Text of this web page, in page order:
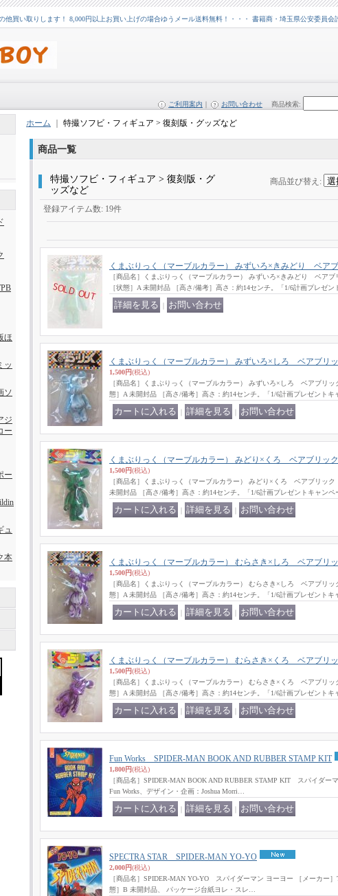
他買い取りします！ 8,000円以上お買い上げの場合ゆうメール送料無料！・・・ 書籍商・埼玉県公安委員会
ご利用案内 お問い合わせ 商品検索:
ほ
ッ
ソ
ジ
ー
ー
ュ
本
ホーム 特撮ソフビ・フィギュア > 復刻版・グッズなど
商品一覧
特撮ソフビ・フィギュア > 復刻版・グ
ッズなど
商品並び替え :
登録アイテム数: 19件
くまぶりっく（マーブルカラー） みずいろ×きみどり ベア
［商品名］くまぶりっく（マーブルカラー） みずいろ×きみどり ベアブ
［状態］A 未開封品 ［高さ/備考］高さ：約14センチ。「1/6計画プレゼン
くまぶりっく（マーブルカラー） みずいろ×しろ ベアブリ
1,500円(税込)
［商品名］くまぶりっく（マーブルカラー） みずいろ×しろ ベアブリ
態］A 未開封品 ［高さ/備考］高さ：約14センチ。「1/6計画プレゼントキ
くまぶりっく（マーブルカラー） みどり×くろ ベアブリック
1,500円(税込)
［商品名］くまぶりっく（マーブルカラー） みどり×くろ ベアブリッ
未開封品 ［高さ/備考］高さ：約14センチ。「1/6計画プレゼントキャンペ
くまぶりっく（マーブルカラー） むらさき×しろ ベアブリ
1,500円(税込)
［商品名］くまぶりっく（マーブルカラー） むらさき×しろ ベアブリ
態］A 未開封品 ［高さ/備考］高さ：約14センチ。「1/6計画プレゼントキ
くまぶりっく（マーブルカラー） むらさき×くろ ベアブリ
1,500円(税込)
［商品名］くまぶりっく（マーブルカラー） むらさき×くろ ベアブリ
態］A 未開封品 ［高さ/備考］高さ：約14センチ。「1/6計画プレゼントキ
Fun Works SPIDER-MAN BOOK AND RUBBER STAMP KIT
1,800円(税込)
［商品名］SPIDER-MAN BOOK AND RUBBER STAMP KIT スパイダー
Fun Works、デザイン・企画：Joshua Morri…
SPECTRA STAR SPIDER-MAN YO-YO
2,000円(税込)
［商品名］SPIDER-MAN YO-YO スパイダーマン ヨーヨー ［メーカー］
態］B 未開封品、 パッケージ台紙ヨレ・スレ…